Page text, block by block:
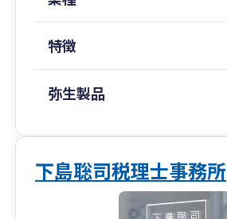
特徴
弥生製品
下島聡司税理士事務所